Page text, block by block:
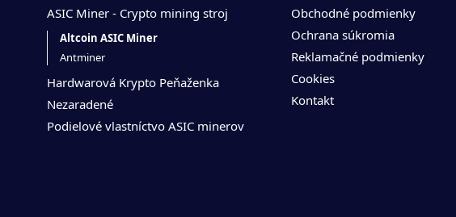
ASIC Miner - Crypto mining stroj
Altcoin ASIC Miner
Antminer
Hardwarová Krypto Peňaženka
Nezaradené
Podielové vlastníctvo ASIC minerov
Obchodné podmienky
Ochrana súkromia
Reklamačné podmienky
Cookies
Kontakt
Na